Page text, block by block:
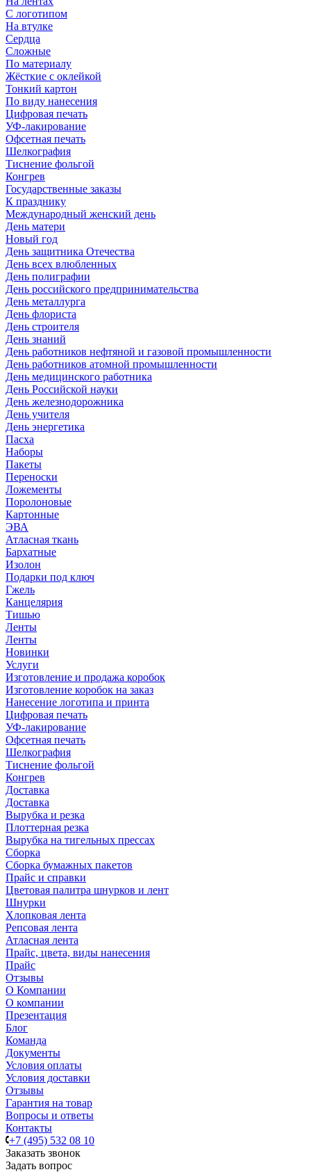
С логотипом
На втулке
Сердца
Сложные
По материалу
Жёсткие с оклейкой
Тонкий картон
По виду нанесения
Цифровая печать
УФ-лакирование
Офсетная печать
Шелкография
Тиснение фольгой
Конгрев
Государственные заказы
К празднику
Международный женский день
День матери
Новый год
День защитника Отечества
День всех влюбленных
День полиграфии
День российского предпринимательства
День металлурга
День флориста
День строителя
День знаний
День работников нефтяной и газовой промышленности
День работников атомной промышленности
День медицинского работника
День Российской науки
День железнодорожника
День учителя
День энергетика
Пасха
Наборы
Пакеты
Переноски
Ложементы
Поролоновые
Картонные
ЭВА
Атласная ткань
Бархатные
Изолон
Подарки под ключ
Гжель
Канцелярия
Тишью
Ленты
Ленты
Новинки
Услуги
Изготовление и продажа коробок
Изготовление коробок на заказ
Нанесение логотипа и принта
Цифровая печать
УФ-лакирование
Офсетная печать
Шелкография
Тиснение фольгой
Конгрев
Доставка
Доставка
Вырубка и резка
Плоттерная резка
Вырубка на тигельных прессах
Сборка
Сборка бумажных пакетов
Прайс и справки
Цветовая палитра шнурков и лент
Шнурки
Хлопковая лента
Репсовая лента
Атласная лента
Прайс, цвета, виды нанесения
Прайс
Отзывы
О Компании
О компании
Презентация
Блог
Команда
Документы
Условия оплаты
Условия доставки
Отзывы
Гарантия на товар
Вопросы и ответы
Контакты
+7 (495) 532 08 10
Заказать звонок
Задать вопрос